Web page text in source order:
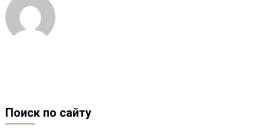
Поиск по сайту